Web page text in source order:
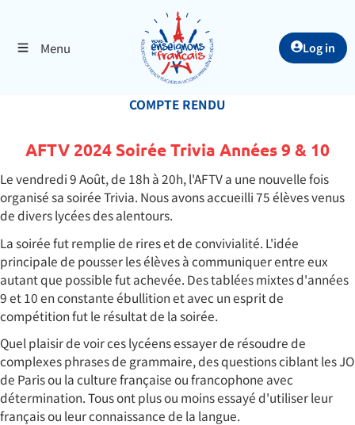
Menu Log in
COMPTE RENDU
AFTV 2024 Soirée Trivia Années 9 & 10
Le vendredi 9 Août, de 18h à 20h, l'AFTV a une nouvelle fois
organisé sa soirée Trivia. Nous avons accueilli 75 élèves venus
de divers lycées des alentours.
La soirée fut remplie de rires et de convivialité. L'idée
principale de pousser les élèves à communiquer entre eux
autant que possible fut achevée. Des tablées mixtes d'années
9 et 10 en constante ébullition et avec un esprit de
compétition fut le résultat de la soirée.
Quel plaisir de voir ces lycéens essayer de résoudre de
complexes phrases de grammaire, des questions ciblant les JO
de Paris ou la culture française ou francophone avec
détermination. Tous ont plus ou moins essayé d'utiliser leur
français ou leur connaissance de la langue.